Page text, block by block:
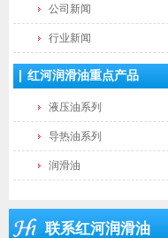
公司新闻
行业新闻
红河润滑油重点产品
液压油系列
导热油系列
润滑油
联系红河润滑油